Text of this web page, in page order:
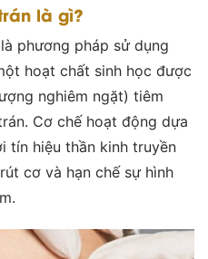
là gì?
là phương pháp sử dụng
hoạt chất sinh học được
nghiêm ngặt) tiêm
Cơ chế hoạt động dựa
tín hiệu thần kinh truyền
cơ và hạn chế sự hình